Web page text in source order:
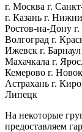
г. Москва г.
г. Казань г.
Ростов-на-Дону
Волгоград г.
Ижевск г.
Махачкала г.
Кемерово г.
Астрахань г.
Липецк
На некоторые
предоставляем